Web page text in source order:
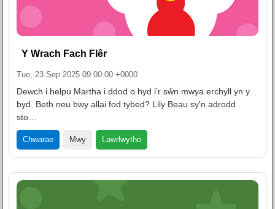
Y Wrach Fach Flêr
Tue, 23 Sep 2025 09:00:00 +0000
Dewch i helpu Martha i ddod o hyd i’r sŵn mwya erchyll yn y
byd. Beth neu bwy allai fod tybed? Lily Beau sy'n adrodd
sto…
Chwarae Mwy Lawrlwytho